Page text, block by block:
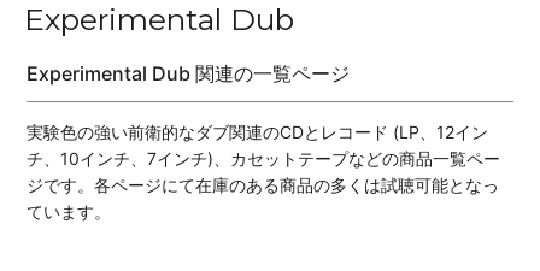
Experimental Dub
Experimental Dub 関連の一覧ページ
実験色の強い前衛的なダブ関連のCDとレコード (LP、12イン
チ、10インチ、7インチ)、カセットテープなどの商品一覧ペー
ジです。各ページにて在庫のある商品の多くは試聴可能となっ
ています。